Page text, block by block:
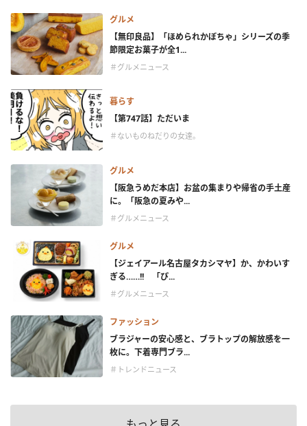
グルメ
【無印良品】「ほめられかぼちゃ」シリーズの季
節限定お菓子が全1...
＃グルメニュース
暮らす
【第747話】ただいま
＃ないものねだりの女達。
グルメ
【阪急うめだ本店】お盆の集まりや帰省の手土産
に。「阪急の夏みや...
＃グルメニュース
グルメ
【ジェイアール名古屋タカシマヤ】か、かわいす
ぎる……!! 「ぴ...
＃グルメニュース
ファッション
ブラジャーの安心感と、ブラトップの解放感を一
枚に。下着専門ブラ...
＃トレンドニュース